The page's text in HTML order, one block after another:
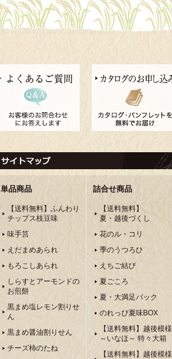
単品商品
【送料無料】ふんわり
チップス枝豆味
味手筥
えだまめあられ
もろこしあられ
しらすとアーモンドの
お煎餅
黒まめ塩レモン割りせ
ん
黒まめ醤油割りせん
チーズ柿のたね
詰合せ商品
【送料無料】
夏・越後づくし
花のル・コリ
季のうつろひ
えちご結び
夏ごころ
夏・大満足パック
のれっぴ夏味BOX
【送料無料】越後模様
～いなほ～ 特々大箱
【送料無料】越後模様